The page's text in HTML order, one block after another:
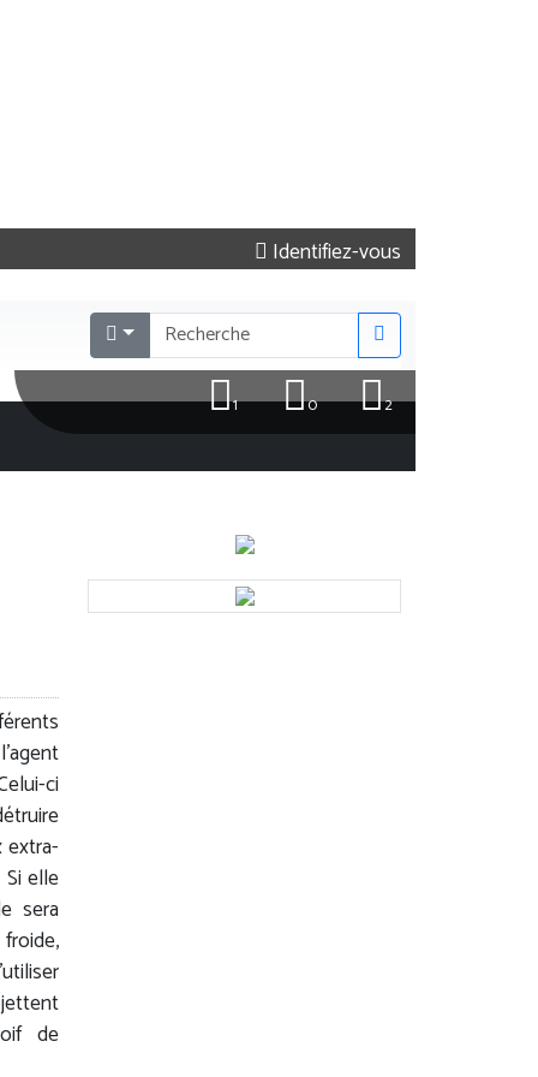
Identifiez-vous
2
0
1
ci
elle
sera
de